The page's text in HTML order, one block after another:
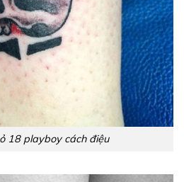
18 playboy cách điệu